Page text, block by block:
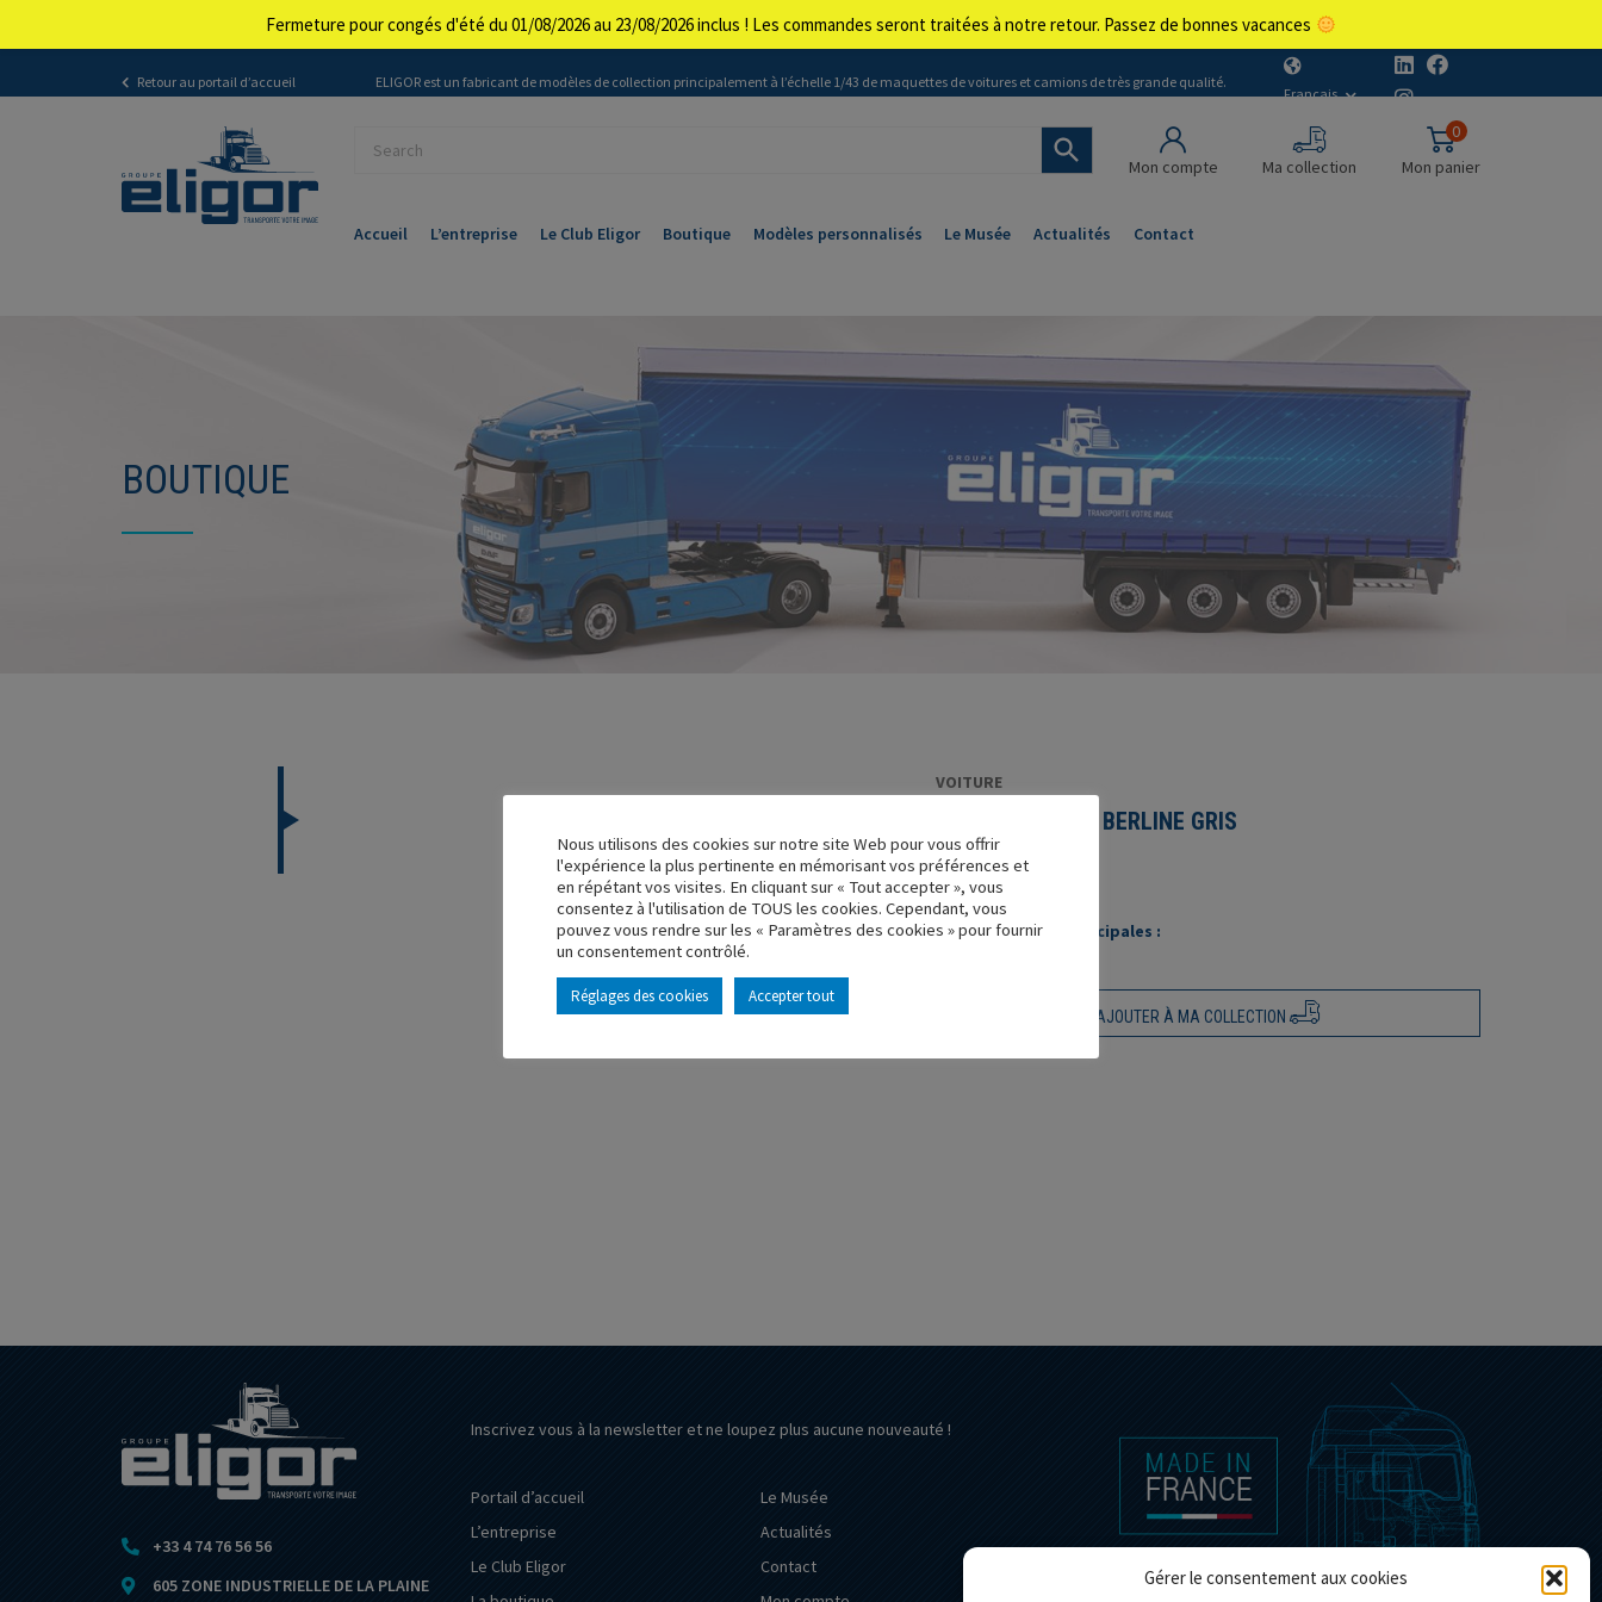
Gérer le consentement aux cookies
Retour au portail d’accueil ELIGOR est un fabricant de modèles de collection principalement à l’échelle 1/43 de maquettes de voitures et camions de très grande qualité.
Français
Mon compte Ma collection
0
Mon panier
Accueil L’entreprise Le Club Eligor Boutique Modèles personnalisés Le Musée Actualités Contact
BOUTIQUE
VOITURE
MERCEDES 220S BERLINE GRIS
Réf. : 100576
Rupture de stock
Caractéristique principales :
AJOUTER À MA COLLECTION
+33 4 74 76 56 56
605 ZONE INDUSTRIELLE DE LA PLAINE
Inscrivez vous à la newsletter et ne loupez plus aucune nouveauté !
Portail d’accueil
L’entreprise
Le Club Eligor
Le Musée
Actualités
Contact
Nous utilisons des cookies sur notre site Web pour vous offrir
l'expérience la plus pertinente en mémorisant vos préférences et
en répétant vos visites. En cliquant sur « Tout accepter », vous
consentez à l'utilisation de TOUS les cookies. Cependant, vous
pouvez vous rendre sur les « Paramètres des cookies » pour fournir
un consentement contrôlé.
Réglages des cookies Accepter tout
Fermeture pour congés d'été du 01/08/2026 au 23/08/2026 inclus ! Les commandes seront traitées à notre retour. Passez de bonnes vacances